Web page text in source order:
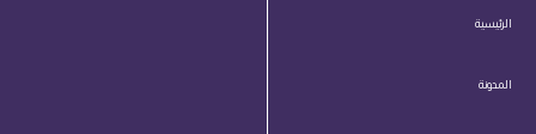
الرئيسية
المدونة